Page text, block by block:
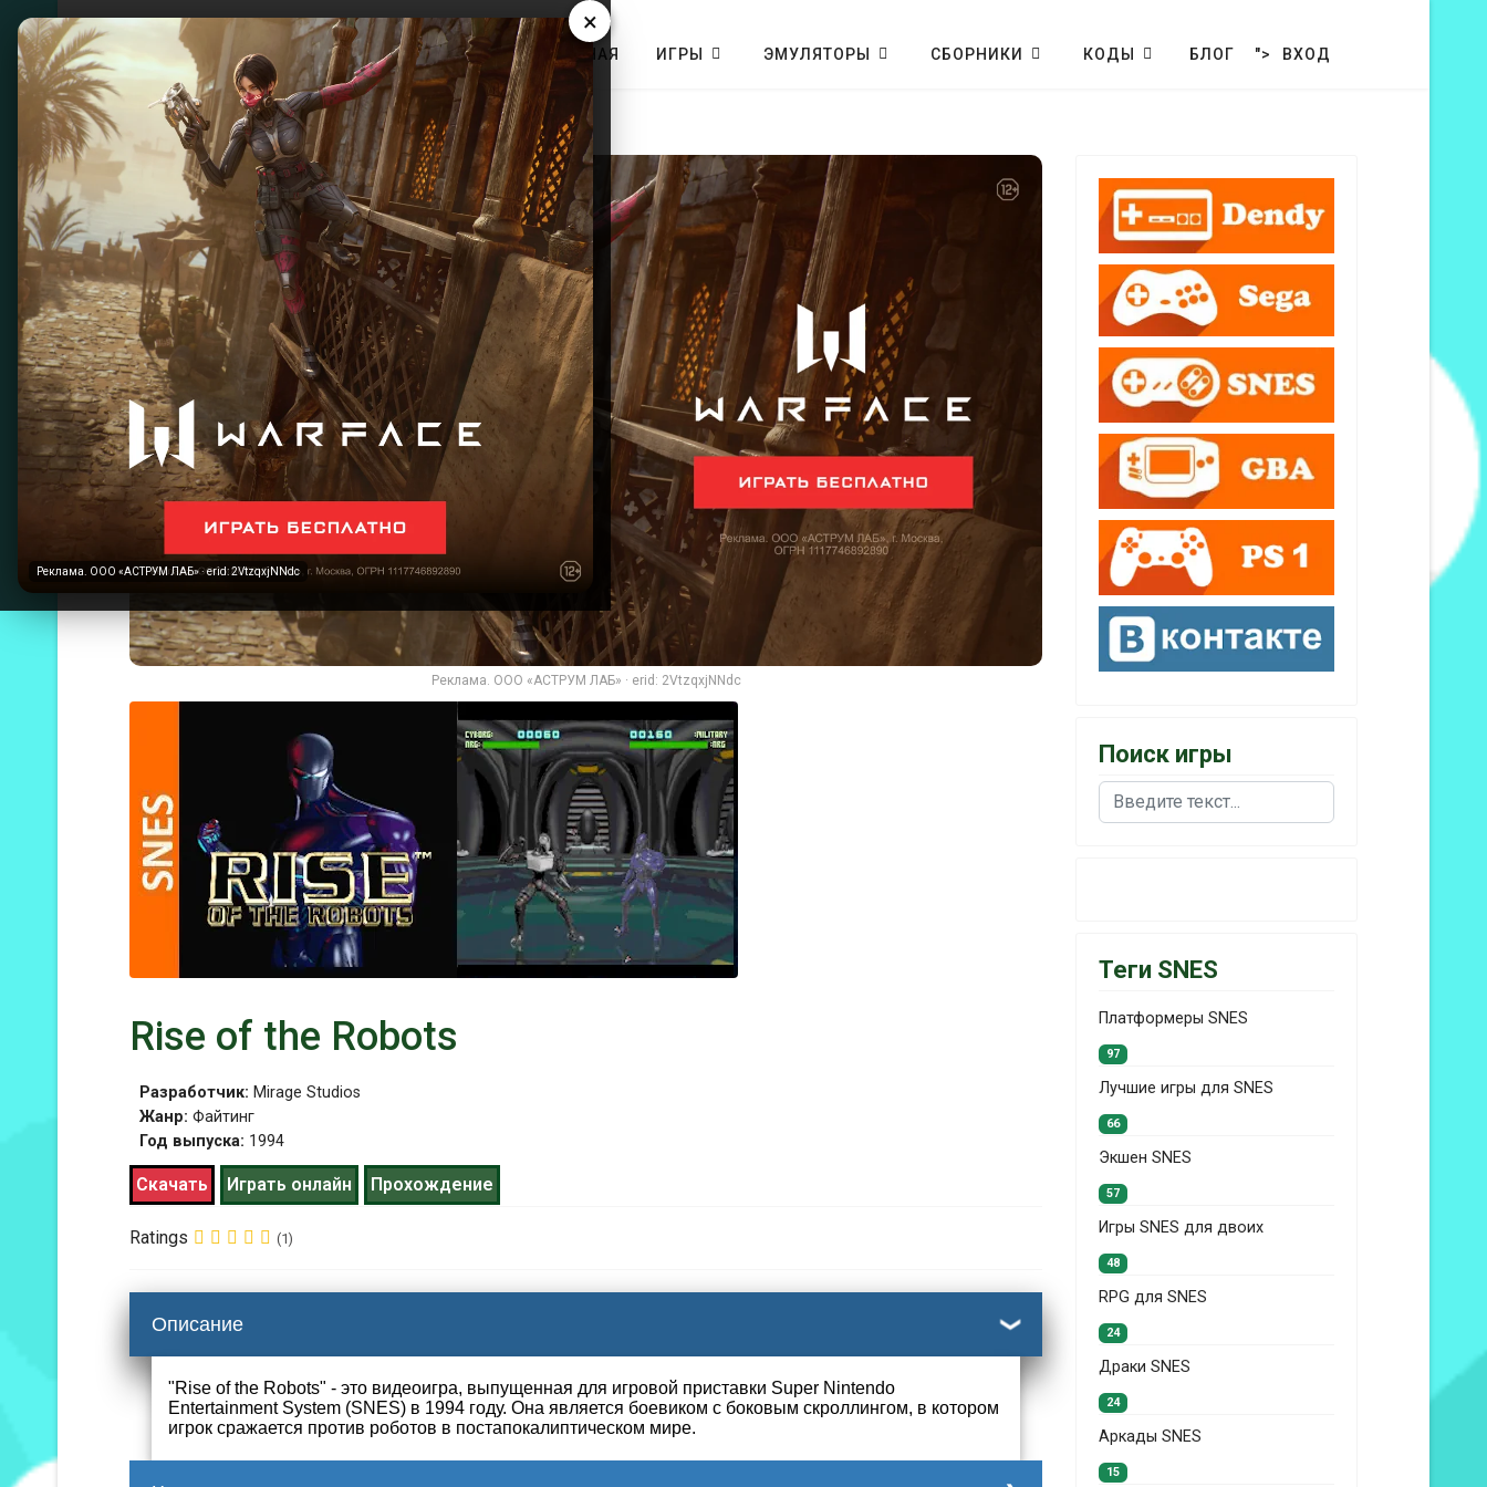
×
Реклама. ООО «АСТРУМ ЛАБ» · erid: 2VtzqxjNNdc
ГЛАВНАЯ ИГРЫ ЭМУЛЯТОРЫ СБОРНИКИ КОДЫ БЛОГ "> ВХОД
Реклама. ООО «АСТРУМ ЛАБ» · erid: 2VtzqxjNNdc
Rise of the Robots
Разработчик: Mirage Studios
Жанр: Файтинг
Год выпуска: 1994
Скачать Играть онлайн Прохождение
Ratings (1)
Описание
"Rise of the Robots" - это видеоигра, выпущенная для игровой приставки Super Nintendo
Entertainment System (SNES) в 1994 году. Она является боевиком с боковым скроллингом, в котором
игрок сражается против роботов в постапокалиптическом мире.
Поиск игры
Поиск
Теги SNES
Платформеры SNES
97
Лучшие игры для SNES
66
Экшен SNES
57
Игры SNES для двоих
48
RPG для SNES
24
Драки SNES
24
Аркады SNES
15